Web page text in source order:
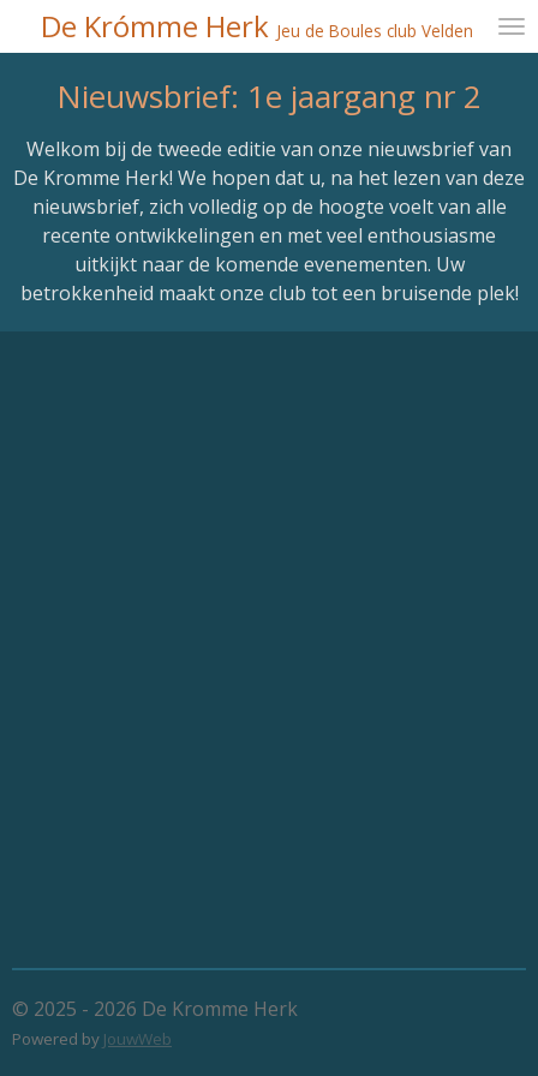
direct
hoofdinhoud
De Krómme Herk Jeu de Boules club Velden
Nieuwsbrief: 1e jaargang nr 2
Welkom bij de tweede editie van onze nieuwsbrief van
De Kromme Herk! We hopen dat u, na het lezen van deze
nieuwsbrief, zich volledig op de hoogte voelt van alle
recente ontwikkelingen en met veel enthousiasme
uitkijkt naar de komende evenementen. Uw
betrokkenheid maakt onze club tot een bruisende plek!
© 2025 - 2026 De Kromme Herk
Powered by JouwWeb